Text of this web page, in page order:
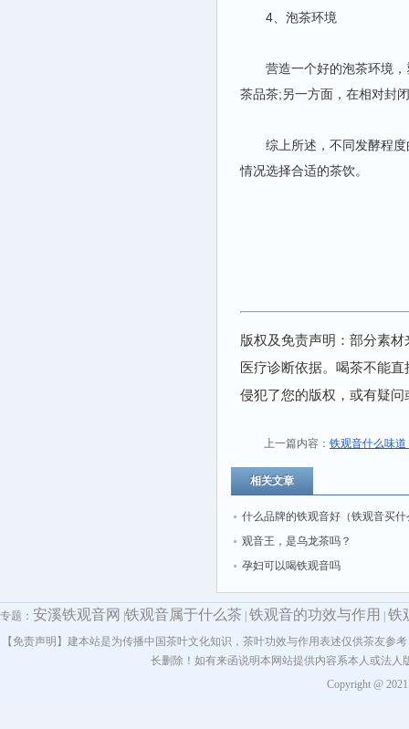
4、泡茶环境
营造一个好的泡茶环境，
茶品茶;另一方面，在相对封
综上所述，不同发酵程度
情况选择合适的茶饮。
版权及免责声明：部分素
医疗诊断依据。喝茶不能
侵犯了您的版权，或有疑
上一篇内容： 铁观音什么味
相关文章
什么品牌的铁观音好（铁观音买什
好？铁观音哪个品牌好？）
观音王，是乌龙茶吗？
孕妇可以喝铁观音吗
专题： 安溪铁观音网 铁观音属于什么茶 铁观音的功效与作用 铁
【免责声明】建本站是为传播中国茶叶文化知识，茶叶功效与作用表述仅供茶友
长删除！如有来函说明本网站提供内容系本人或法
Copyright @